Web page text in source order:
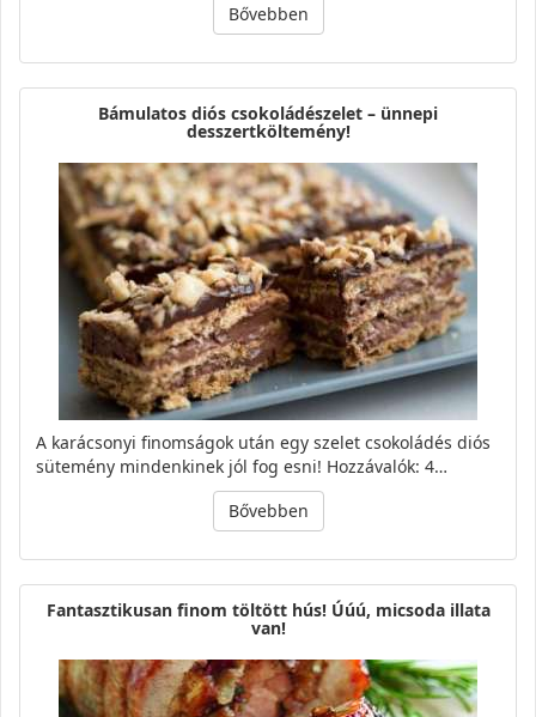
Bővebben
Bámulatos diós csokoládészelet – ünnepi
desszertköltemény!
A karácsonyi finomságok után egy szelet csokoládés diós
sütemény mindenkinek jól fog esni! Hozzávalók: 4…
Bővebben
Fantasztikusan finom töltött hús! Úúú, micsoda illata
van!